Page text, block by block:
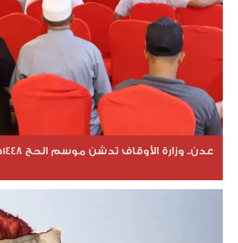
عدن.. وزارة الأوقاف تدشن موسم الحج 1448هـ